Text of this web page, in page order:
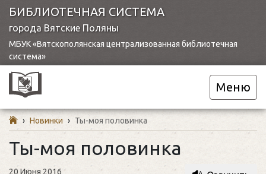
БИБЛИОТЕЧНАЯ СИСТЕМА
города Вятские Поляны
МБУК «Вятскополянская централизованная библиотечная
система»
Меню
› Новинки › Ты-моя половинка
Ты-моя половинка
20 Июня 2016